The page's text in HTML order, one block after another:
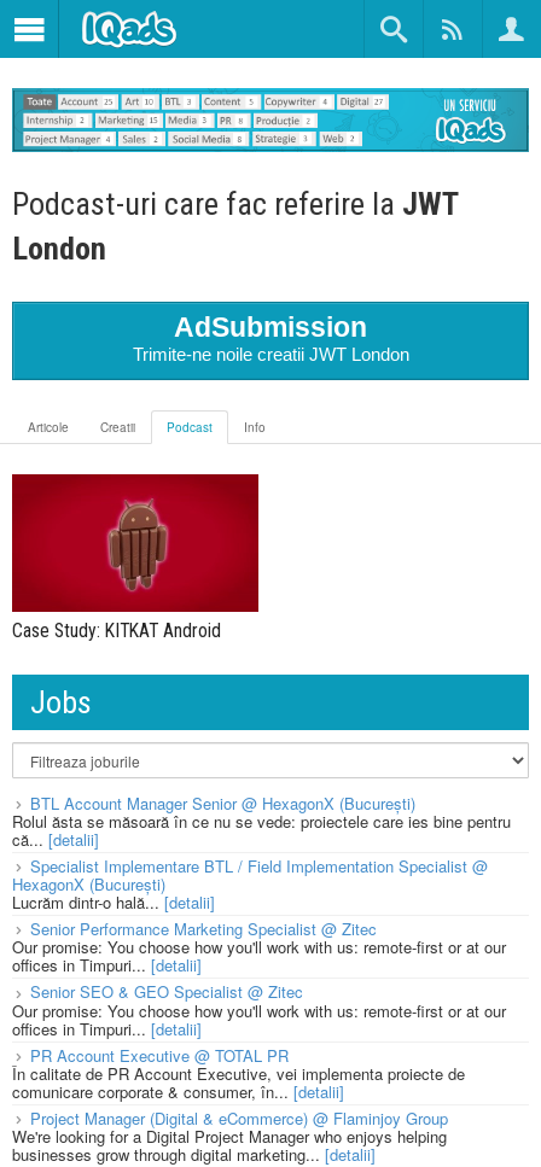
Podcast-uri care fac referire la JWT
London
AdSubmission
Trimite-ne noile creatii JWT London
Articole Creatii Podcast Info
Case Study: KITKAT Android
Jobs
BTL Account Manager Senior @ HexagonX (București)
Rolul ăsta se măsoară în ce nu se vede: proiectele care ies bine pentru
că... [detalii]
Specialist Implementare BTL / Field Implementation Specialist @
HexagonX (București)
Lucrăm dintr-o hală... [detalii]
Senior Performance Marketing Specialist @ Zitec
Our promise: You choose how you'll work with us: remote-first or at our
offices in Timpuri... [detalii]
Senior SEO & GEO Specialist @ Zitec
Our promise: You choose how you'll work with us: remote-first or at our
offices in Timpuri... [detalii]
PR Account Executive @ TOTAL PR
În calitate de PR Account Executive, vei implementa proiecte de
comunicare corporate & consumer, în... [detalii]
Project Manager (Digital & eCommerce) @ Flaminjoy Group
We're looking for a Digital Project Manager who enjoys helping
businesses grow through digital marketing... [detalii]